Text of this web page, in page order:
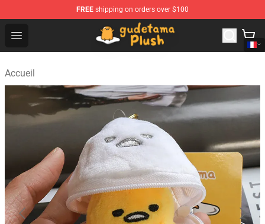
FREE shipping on orders over $100
Open menu
Gudetama Plush Shop - The Best Store of Gudetama
Accueil